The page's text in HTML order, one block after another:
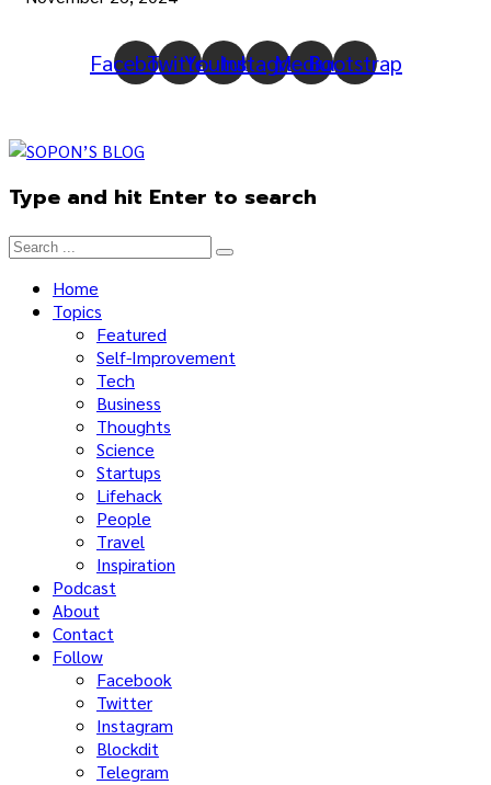
FacebookTwitterYoutubeInstagram
Medium
Bootstrap
Type and hit Enter to search
Home
Topics
Featured
Self-Improvement
Tech
Business
Thoughts
Science
Startups
Lifehack
People
Travel
Inspiration
Podcast
About
Contact
Follow
Facebook
Twitter
Instagram
Blockdit
Telegram